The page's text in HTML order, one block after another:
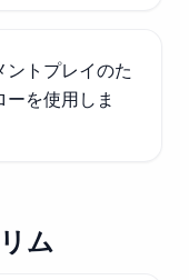
ントプレイのた
を使用しま
ム